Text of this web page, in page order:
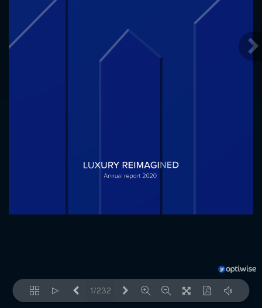
1/232